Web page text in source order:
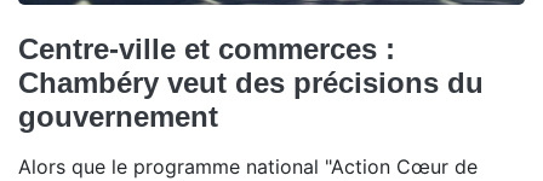
Centre-ville et commerces :
Chambéry veut des précisions du
gouvernement
Alors que le programme national "Action Cœur de